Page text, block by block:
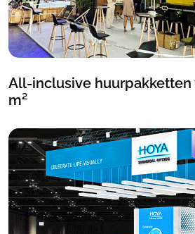
All-inclusive huurpakketten
m²